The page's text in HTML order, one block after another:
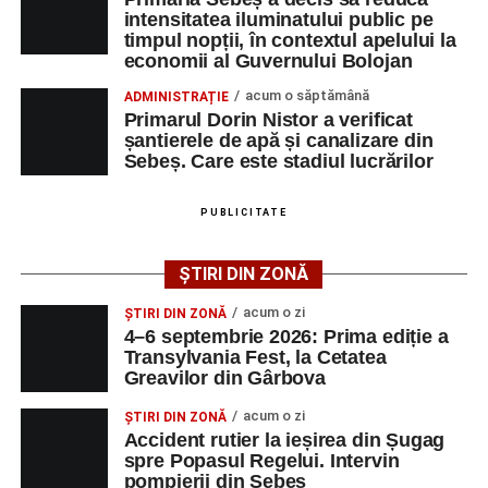
dezvoltare pentru prezent” , a declarat Alexandru Radu,
președintele Asociației AGORA – Născuți Liberi.
Transylvania Fest va avea loc în perioada
septembrie 2026, laCetatea Greavilor din Gârbova
Intrarea este liberă pe întreaga durată a evenimentului.
Ultimele știri din Sebeș
Femeie de 66 de ani, transportată în stare gravă la
spital după ce a fost lovită de o motocicletă pe
strada Dorobanți din Sebeș
spital după ce a fost lovită de o motocicletă pe
strada Dorobanți din Sebeș
Accident pe strada Dorobanți din Sebeș: fermeie
de 66 de ani rănită grav, după ce a fost lovită de o
motocicletă
4–6 septembrie 2026: Prima ediție a Transylvania
intensitatea iluminatului public pe
timpul nopții, în contextul apelului la
economii al Guvernului Bolojan
ADMINISTRAȚIE acum o săptămână
Primarul Dorin Nistor a verificat
șantierele de apă și canalizare din
Sebeș. Care este stadiul lucrărilor
PUBLICITATE
ȘTIRI DIN ZONĂ
ȘTIRI DIN ZONĂ acum o zi
4–6 septembrie 2026: Prima ediție a
Transylvania Fest, la Cetatea
Greavilor din Gârbova
ȘTIRI DIN ZONĂ acum o zi
Accident rutier la ieșirea din Șugag
spre Popasul Regelui. Intervin
pompierii din Sebeș